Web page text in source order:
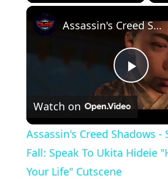
Play
Assassin's Creed Shadows - Spring and Fall: Speak To Ukita Hideie "His Life For Your Life" Cutscene
Watch on
Assassin's Creed Shadows -
Fall: Speak To Ukita Hideie
Your Life" Cutscene